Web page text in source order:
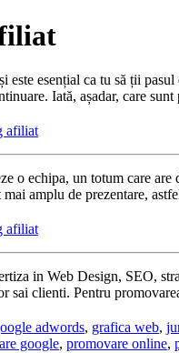
esențial ca tu să ții
Iată, așadar, care
afiliat
o echipa, un totum care
amplu de prezentare,
afiliat
in Web Design, SEO,
sai clienti. Pentru
adwords, grafica web,
google, promovare online,